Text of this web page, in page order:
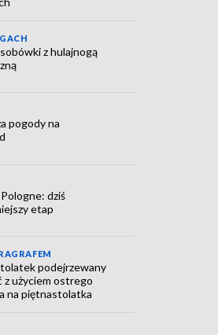
z hulajnogą
pogody na
dziś
etap
podejrzewany
z użyciem ostrego
na piętnastolatka